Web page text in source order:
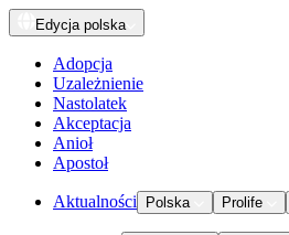
Edycja polska
Adopcja
Uzależnienie
Nastolatek
Akceptacja
Anioł
Apostoł
Aktualności Polska Prolife